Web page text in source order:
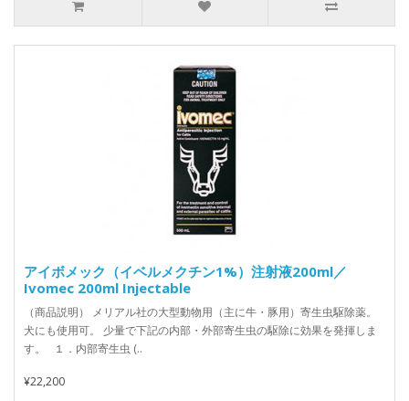
アイボメック（イベルメクチン1%）注射液200ml／
Ivomec 200ml Injectable
（商品説明） メリアル社の大型動物用（主に牛・豚用）寄生虫駆除薬。
犬にも使用可。 少量で下記の内部・外部寄生虫の駆除に効果を発揮しま
す。 １．内部寄生虫 (..
¥22,200